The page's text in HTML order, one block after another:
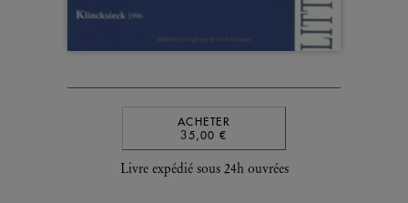
ACHETER
35,00 €
Livre expédié sous 24h ouvrées